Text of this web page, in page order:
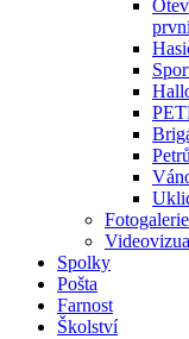
Spolky
Pošta
Farnost
Školství